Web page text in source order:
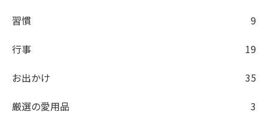
習慣
9
行事
19
お出かけ
35
厳選の愛用品
3